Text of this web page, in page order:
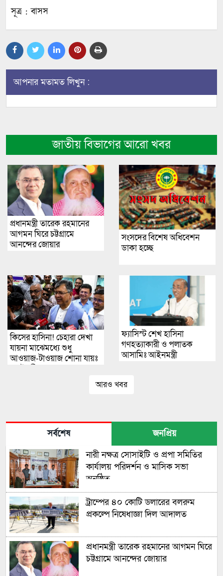
সূত্র : বাসস
আপনার মতামত লিখুন :
জাতীয় বিভাগের আরো খবর
প্রধানমন্ত্রী তারেক রহমানের
আগমন ঘিরে চট্টগ্রামে
আনন্দের জোয়ার
সংসদের বিশেষ অধিবেশন
ডাকা হচ্ছে
কিসের হাসিনা! চেহারা দেখা
যায়না মাঝেমধ্যে শুধু
আওয়াজ-টাওয়াজ শোনা যায়ঃ
ফ্যাসিস্ট শেখ হাসিনা
গণহত্যাকারী ও পলাতক
আসামিঃ আইনমন্ত্রী
আরও খবর
সর্বশেষ জনপ্রিয়
নারী নক্ষত্র সোসাইটি ও প্রপা সমিতির
কার্যালয় পরিদর্শন ও মাসিক সভা
অনুষ্ঠিত
ট্রাম্পের ৪০ কোটি ডলারের বলরুম
প্রকল্পে নিষেধাজ্ঞা দিল আদালত
প্রধানমন্ত্রী তারেক রহমানের আগমন ঘিরে
চট্টগ্রামে আনন্দের জোয়ার